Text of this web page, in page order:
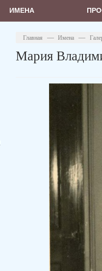
ИМЕНА
Главная — Имена —
Мария